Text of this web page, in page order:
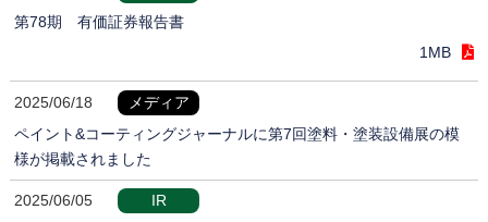
第78期 有価証券報告書
1MB
2025/06/18
メディア
ペイント&コーティングジャーナルに第7回塗料・塗装設備展の模
様が掲載されました
2025/06/05
IR